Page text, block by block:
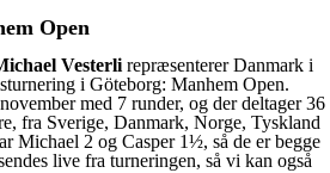
Open
Vesterli repræsenterer Danmark i
i Göteborg: Manhem Open.
med 7 runder, og der deltager 36
fra Sverige, Danmark, Norge, Tyskland
Michael 2 og Casper 1½, så de er begge
live fra turneringen, så vi kan også